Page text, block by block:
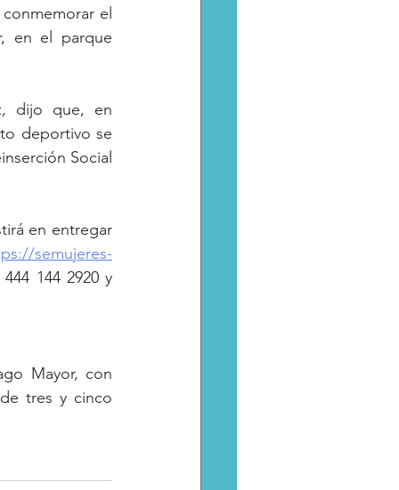
en el parque
dijo que, en
deportivo se
Social
en entregar
semujeres-
144 2920 y
Mayor, con
tres y cinco